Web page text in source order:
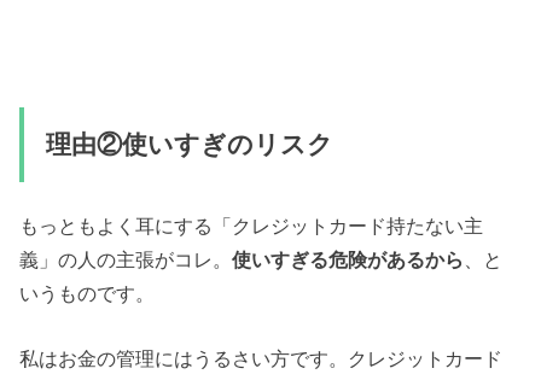
理由②使いすぎのリスク
もっともよく耳にする「クレジットカード持たない主
義」の人の主張がコレ。使いすぎる危険があるから
、と
いうものです。
私はお金の管理にはうるさい方です。クレジットカード